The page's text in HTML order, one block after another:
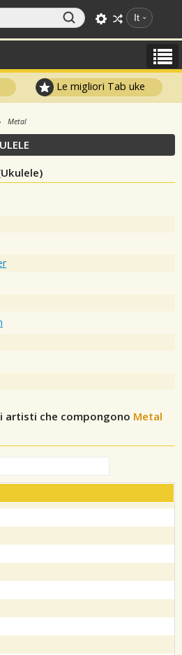
It
Le migliori Tab uke
Metal
artisti che compongono Metal